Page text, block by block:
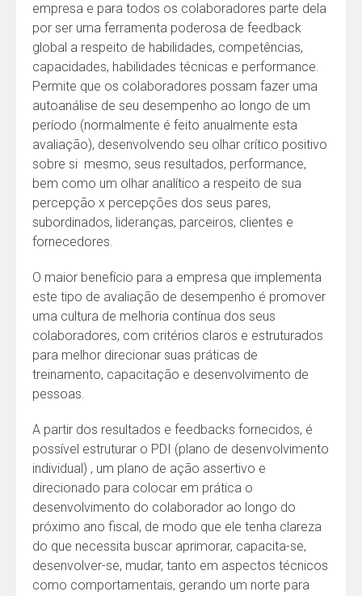
empresa e para todos os colaboradores parte dela
por ser uma ferramenta poderosa de feedback
global a respeito de habilidades, competências,
capacidades, habilidades técnicas e performance.
Permite que os colaboradores possam fazer uma
autoanálise de seu desempenho ao longo de um
período (normalmente é feito anualmente esta
avaliação), desenvolvendo seu olhar crítico positivo
sobre si mesmo, seus resultados, performance,
bem como um olhar analítico a respeito de sua
percepção x percepções dos seus pares,
subordinados, lideranças, parceiros, clientes e
fornecedores.
O maior benefício para a empresa que implementa
este tipo de avaliação de desempenho é promover
uma cultura de melhoria contínua dos seus
colaboradores, com critérios claros e estruturados
para melhor direcionar suas práticas de
treinamento, capacitação e desenvolvimento de
pessoas.
A partir dos resultados e feedbacks fornecidos, é
possível estruturar o PDI (plano de desenvolvimento
individual) , um plano de ação assertivo e
direcionado para colocar em prática o
desenvolvimento do colaborador ao longo do
próximo ano fiscal, de modo que ele tenha clareza
do que necessita buscar aprimorar, capacita-se,
desenvolver-se, mudar, tanto em aspectos técnicos
como comportamentais, gerando um norte para